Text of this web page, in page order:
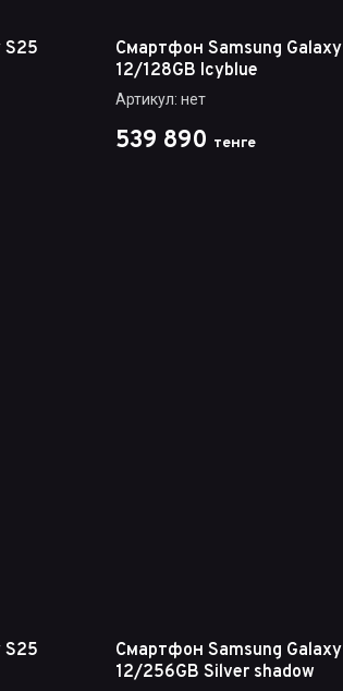
S25
Смартфон Samsung
12/128GB Icyblue
Артикул: нет
539 890 тенге
S25
Смартфон Samsung
12/256GB Silver shadow